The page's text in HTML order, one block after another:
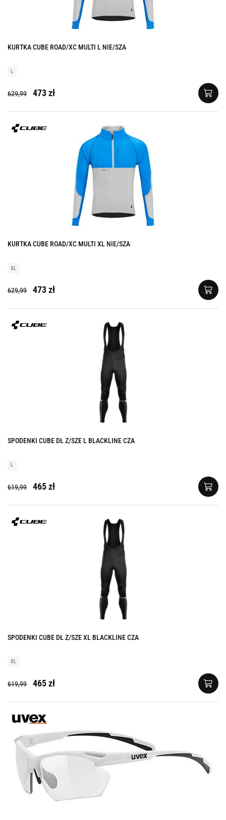
KURTKA CUBE ROAD/XC MULTI L NIE/SZA
L
629,99 473 zł
KURTKA CUBE ROAD/XC MULTI XL NIE/SZA
XL
629,99 473 zł
SPODENKI CUBE DŁ Z/SZE L BLACKLINE CZA
L
619,99 465 zł
SPODENKI CUBE DŁ Z/SZE XL BLACKLINE CZA
XL
619,99 465 zł